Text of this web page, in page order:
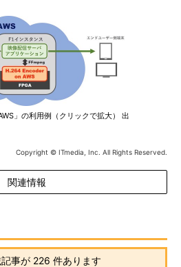
」の利用例（クリックで拡大） 出
Copyright © ITmedia, Inc. All Rights Reserved.
関連情報
事が 226 件あります